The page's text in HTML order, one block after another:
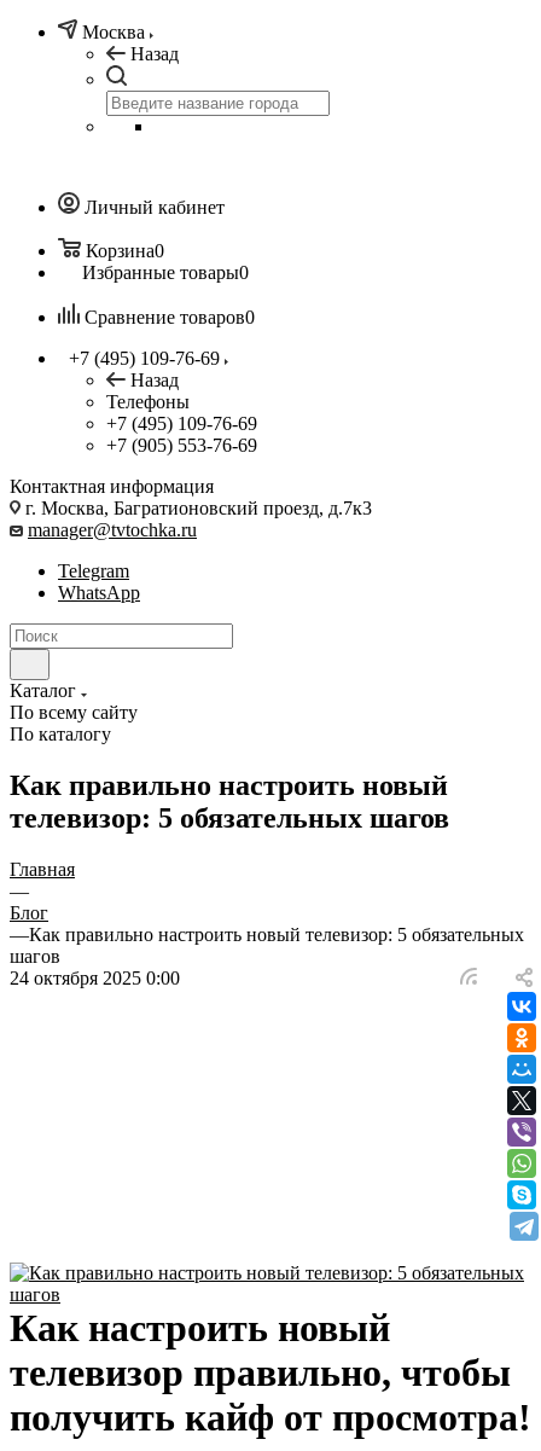
Москва
Назад
Личный кабинет
Корзина0
Избранные товары0
Сравнение товаров0
+7 (495) 109-76-69
Назад
Телефоны
+7 (495) 109-76-69
+7 (905) 553-76-69
Контактная информация
г. Москва, Багратионовский проезд, д.7к3
manager@tvtochka.ru
Telegram
WhatsApp
Каталог
По всему сайту
По каталогу
Как правильно настроить новый
телевизор: 5 обязательных шагов
Главная
—
Блог
—Как правильно настроить новый телевизор: 5 обязательных
шагов
24 октября 2025 0:00
Как настроить новый
телевизор правильно, чтобы
получить кайф от просмотра!